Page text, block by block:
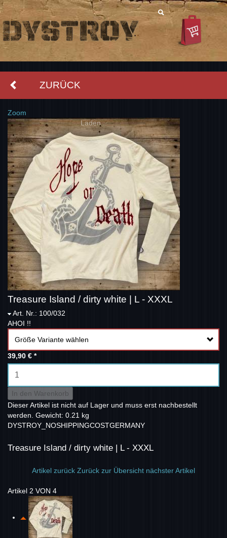
ZURÜCK
Zoom
Laden...
Treasure Island / dirty white | L - XXXL
Art. Nr.: 100/032
AHOI !!
Größe Variante wählen
39,90 € *
In den Warenkorb
Dieser Artikel ist nicht auf Lager und muss erst nachbestellt
werden. Gewicht: 0.21 kg
DYSTROY_NOSHIPPINGCOSTGERMANY
Treasure Island / dirty white | L - XXXL
Artikel zurück Zurück zur Übersicht nächster Artikel
Artikel 2 VON 4